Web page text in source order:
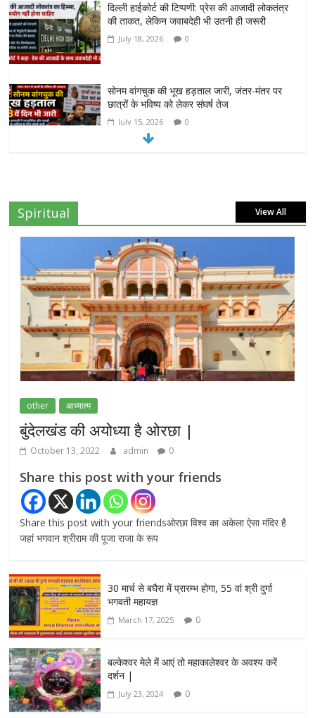
सोनम वांगचुक की भूख हड़ताल जारी, जंतर-मंतर पर
छात्रों के भविष्य को लेकर संघर्ष तेज
July 15, 2026 0
दिल्ली हाईकोर्ट का बड़ा आदेश: ‘कॉकरोच जनता पार्टी’
का X अकाउंट होगा बहाल
July 7, 2026 0
NEET-UG प्रदर्शन मामले में दिल्ली सरकार का बड़ा
फैसला, 13 FIR मामलों में प्रदर्शनकारियों को राहत
July 31, 2026 0
राम जन्मभूमि ट्रस्ट पर भ्रष्टाचार के आरोप: विपक्ष ने
प्रधानमंत्री को लिखा संयुक्त पत्र, स्वतंत्र जांच की
मांग
July 20, 2026 0
Spiritual View All
other आध्यात्म
बुंदेलखंड की अयोध्या है ओरछा |
October 13, 2022 admin 0
Share this post with your friends
Share this post with your friendsओरछा विश्व का अकेला ऐसा मंदिर है
जहां भगवान श्रीराम की पूजा राजा के रूप
30 मार्च से बघैरा में प्रारम्भ होगा, 55 वां श्री दुर्गा
भगवती महायज्ञ
March 17, 2025 0
बल्केश्वर मेले में आएं तो महाकालेश्वर के अवश्य करें
दर्शन |
July 23, 2024 0